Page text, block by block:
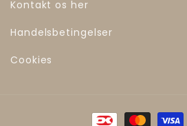
Kontakt os her
Handelsbetingelser
Cookies
Betalingsmetoder